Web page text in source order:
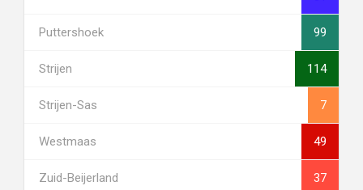
Puttershoek 99
Strijen 114
Strijen-Sas 7
Westmaas 49
Zuid-Beijerland 37